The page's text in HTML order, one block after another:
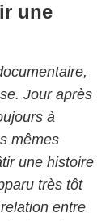
une
Jour après
à
mêmes
une histoire
très tôt
entre